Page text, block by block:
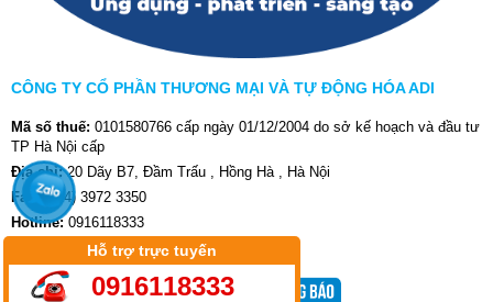
CÔNG TY CỔ PHẦN THƯƠNG MẠI VÀ TỰ ĐỘNG HÓA ADI
Mã số thuế: 0101580766 cấp ngày 01/12/2004 do sở kế hoạch và đầu tư
TP Hà Nội cấp
Địa chỉ:20 Dãy B7, Đầm Trấu , Hồng Hà , Hà Nội
Fax:(024) 3972 3350
Hotline:0916118333
aditech.com.vn-adi-jsc.com.vn
Hỗ trợ trực tuyến
0916118333